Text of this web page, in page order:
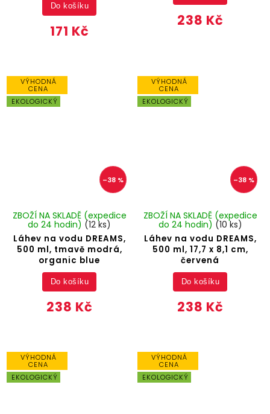
171 Kč
Do košíku
238 Kč
VÝHODNÁ
CENA
EKOLOGICKÝ
–38 %
Láhev na vodu DREAMS,
500 ml, tmavě modrá,
organic blue
ZBOŽÍ NA SKLADĚ (expedice
do 24 hodin) (12 ks)
238 Kč
Do košíku
VÝHODNÁ
CENA
EKOLOGICKÝ
–38 %
Láhev na vodu DREAMS,
500 ml, 17,7 x 8,1 cm,
červená
ZBOŽÍ NA SKLADĚ (expedice
do 24 hodin) (10 ks)
238 Kč
Do košíku
VÝHODNÁ
CENA
EKOLOGICKÝ
VÝHODNÁ
CENA
EKOLOGICKÝ